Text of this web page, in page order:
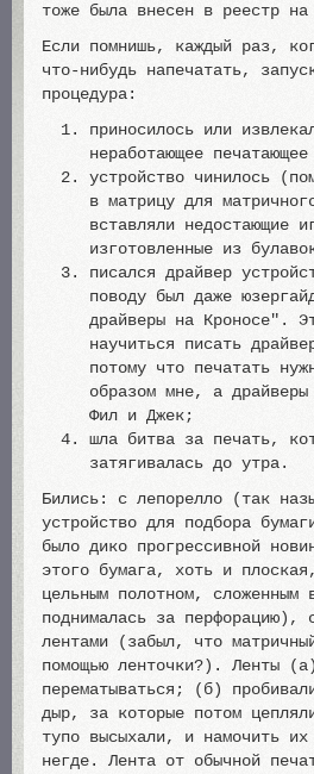
тоже была внесен в реестр на
Если помнишь, каждый раз,
что-нибудь напечатать,
процедура:
приносилось или
неработающее
устройство чинилось
в матрицу для
вставляли недостающие
изготовленные из
писался драйвер
поводу был даже
драйверы на Кроносе".
научиться писать
потому что печатать
образом мне, а
Фил и Джек;
шла битва за печать,
затягивалась до утра.
Бились: с лепорелло (так
устройство для подбора
было дико прогрессивной
этого бумага, хоть и
цельным полотном, сложенным
поднималась за перфорацию),
лентами (забыл, что
помощью ленточки?). Ленты
перематываться; (б)
дыр, за которые потом
тупо высыхали, и намочить их
негде. Лента от обычной